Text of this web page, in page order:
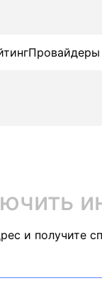
Провайдеры
и получите